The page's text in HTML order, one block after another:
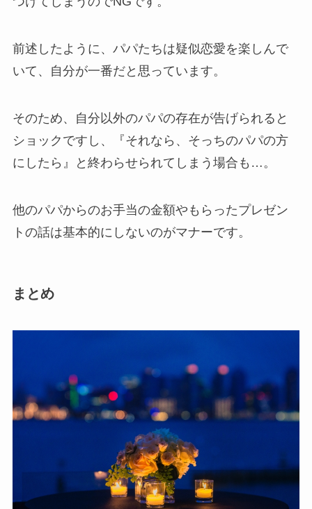
前述したように、パパたちは疑似恋愛を楽しんで
いて、自分が一番だと思っています。
そのため、自分以外のパパの存在が告げられると
ショックですし、『それなら、そっちのパパの方
にしたら』と終わらせられてしまう場合も…。
他のパパからのお手当の金額やもらったプレゼン
トの話は基本的にしないのがマナーです。
まとめ